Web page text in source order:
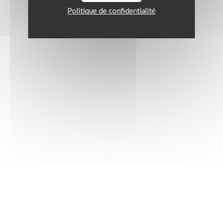
Politique de confidentialité